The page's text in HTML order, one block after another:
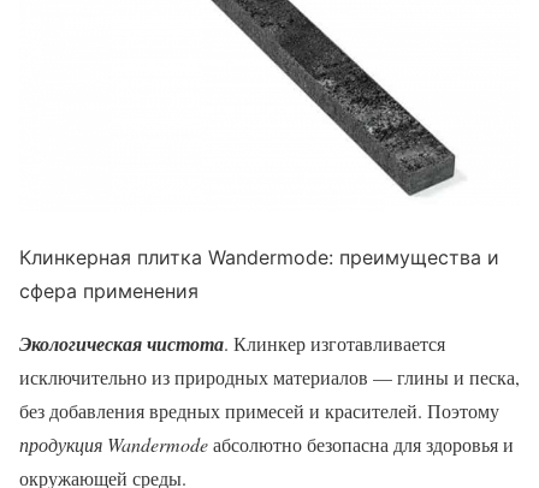
Клинкерная плитка Wandermode: преимущества и
сфера применения
Экологическая чистота. Клинкер изготавливается
исключительно из природных материалов — глины и песка,
без добавления вредных примесей и красителей. Поэтому
продукция Wandermodeабсолютно безопасна для здоровья и
окружающей среды.